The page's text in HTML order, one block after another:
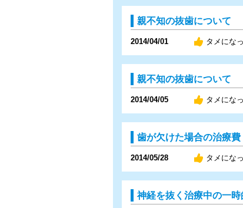
親不知の抜歯について
2014/04/01 タメにな
親不知の抜歯について
2014/04/05 タメにな
歯が欠けた場合の治療費
2014/05/28 タメにな
神経を抜く治療中の一